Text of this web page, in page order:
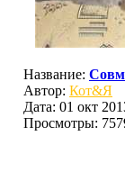
Название:
Автор: Кот&Я
Дата: 01 окт
Просмотры: